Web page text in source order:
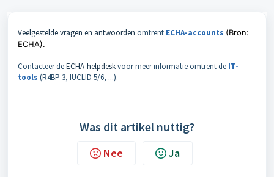
Veelgestelde vragen en antwoorden omtrent ECHA-accounts (Bron:
ECHA).
Contacteer deECHA-helpdeskvoor meer informatie omtrent de IT-
tools (R4BP 3, IUCLID 5/6, ...).
Was dit artikel nuttig?
Nee Ja